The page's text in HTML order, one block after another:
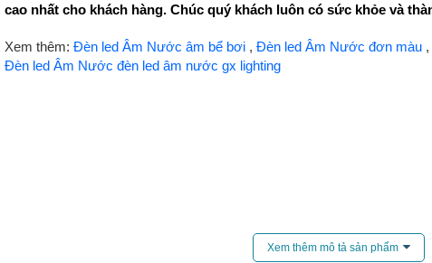
cao nhất cho khách hàng. Chúc quý khách luôn có sức khỏe và
Xem thêm: Đèn led Âm Nước âm bể bơi , Đèn led Âm Nước đơn màu ,
Đèn led Âm Nước đèn led âm nước gx lighting
Xem thêm mô tả sản phẩm